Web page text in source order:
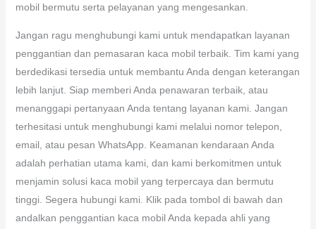
mobil bermutu serta pelayanan yang mengesankan.
Jangan ragu menghubungi kami untuk mendapatkan layanan
penggantian dan pemasaran kaca mobil terbaik. Tim kami yang
berdedikasi tersedia untuk membantu Anda dengan keterangan
lebih lanjut. Siap memberi Anda penawaran terbaik, atau
menanggapi pertanyaan Anda tentang layanan kami. Jangan
terhesitasi untuk menghubungi kami melalui nomor telepon,
email, atau pesan WhatsApp. Keamanan kendaraan Anda
adalah perhatian utama kami, dan kami berkomitmen untuk
menjamin solusi kaca mobil yang terpercaya dan bermutu
tinggi. Segera hubungi kami. Klik pada tombol di bawah dan
andalkan penggantian kaca mobil Anda kepada ahli yang